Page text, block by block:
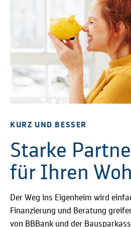
KURZ UND BESSER
Starke
für Ihren
Der Weg ins Eigenheim wird
Finanzierung und Beratung
von BBBank und der